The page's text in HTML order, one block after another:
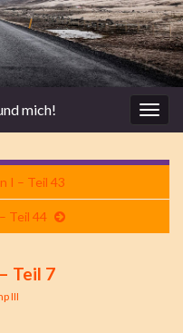
mich!
I – Teil 43
Teil 44
Teil 7
III